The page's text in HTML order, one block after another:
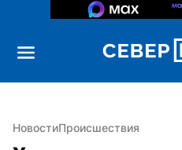
НовостиПроисшествия